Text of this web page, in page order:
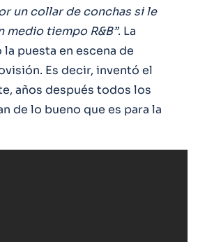
un collar de conchas si le
medio tiempo R&B”. La
puesta en escena de
Es decir, inventó el
años después todos los
de lo bueno que es para la